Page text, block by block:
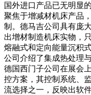
国外进口产品已无明显
聚焦于增减材机床产品
制。德马吉公司具有庞
出增材制造机床实物，
熔融式和定向能量沉积
公司介绍了集成热处理
德国西门子公司在展会
控方案，其控制系统、
流选择之一，反映出软